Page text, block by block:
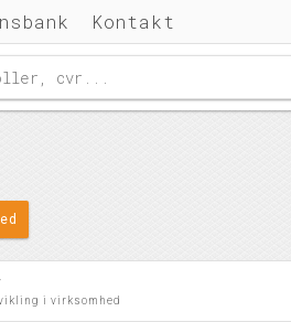
Kontakt
i virksomhed